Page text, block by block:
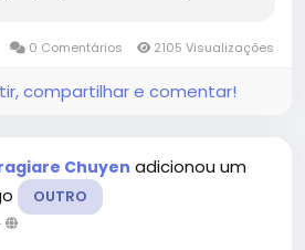
0 Comentários 2105 Visualizações
compartilhar e comentar!
Chuyen adicionou um
OUTRO